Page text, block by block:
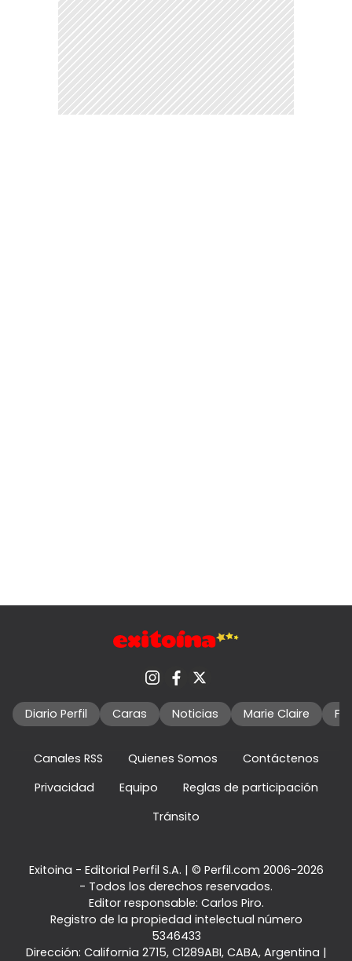
Diario Perfil Caras Noticias Marie Claire
Canales RSS Quienes Somos
Contáctenos
Privacidad
Equipo
Reglas de participación
Tránsito
Exitoina - Editorial Perfil S.A. | © Perfil.com 2006-2026
- Todos los derechos reservados.
Editor responsable: Carlos Piro.
Registro de la propiedad intelectual número
5346433
Dirección: California 2715, C1289ABI, CABA, Argentina |